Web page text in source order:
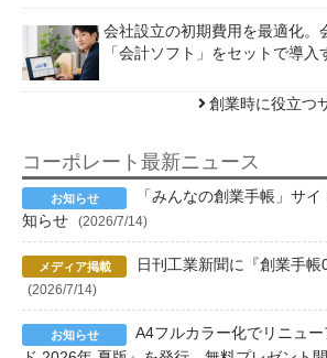
会社設立の初期費用を最適化。
「会計ソフト」をセットで導
創業時に役立つ
コーポレート最新ニュース
「みんなの創業手帳」サ
知らせ
(2026/7/14)
日刊工業新聞に『創業手
(2026/7/14)
A4フルカラー化でリニュ